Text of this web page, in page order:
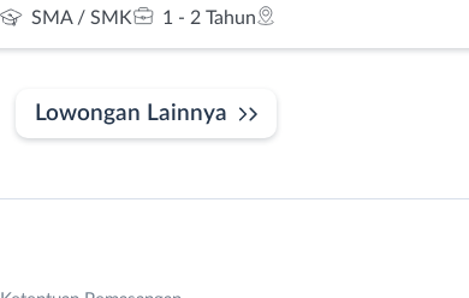
SMA / SMK 1 - 2 Tahun
Lowongan Lainnya